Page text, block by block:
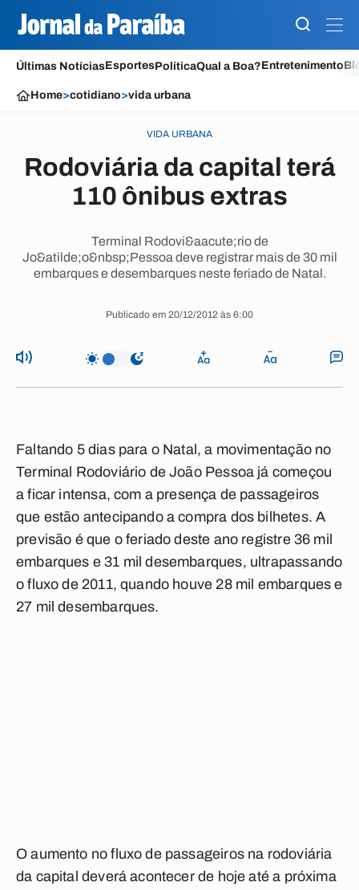
Últimas NotíciasEsportesPolíticaQual a Boa?Entretenimento
Home>cotidiano>vida urbana
VIDA URBANA
Rodoviária da capital terá
110 ônibus extras
Terminal Rodovi&aacute;rio de
Jo&atilde;o&nbsp;Pessoa deve registrar mais de 30 mil
embarques e desembarques neste feriado de Natal.
Publicado em 20/12/2012 às 6:00
Faltando 5 dias para o Natal, a movimentação no
Terminal Rodoviário de João Pessoa já começou
a ficar intensa, com a presença de passageiros
que estão antecipando a compra dos bilhetes. A
previsão é que o feriado deste ano registre 36 mil
embarques e 31 mil desembarques, ultrapassando
o fluxo de 2011, quando houve 28 mil embarques e
27 mil desembarques.
O aumento no fluxo de passageiros na rodoviária
da capital deverá acontecer de hoje até a próxima